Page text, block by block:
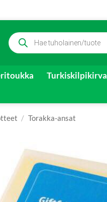
Products
search
Turkiskilpikirva
/ Torakka-ansat